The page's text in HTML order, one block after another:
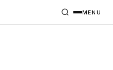
MENU